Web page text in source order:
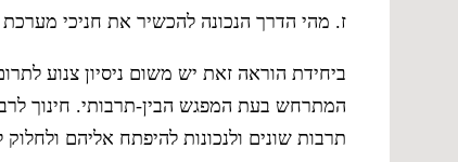
ז. מהי הדרך הנכונה להכשיר את חניכי מערכת
ביחידת הוראה זאת יש משום ניסיון צנוע
המתרחש בעת המפגש הבין-תרבותי. חינוך
תרבות שונים ולנכונות להיפתח אליהם